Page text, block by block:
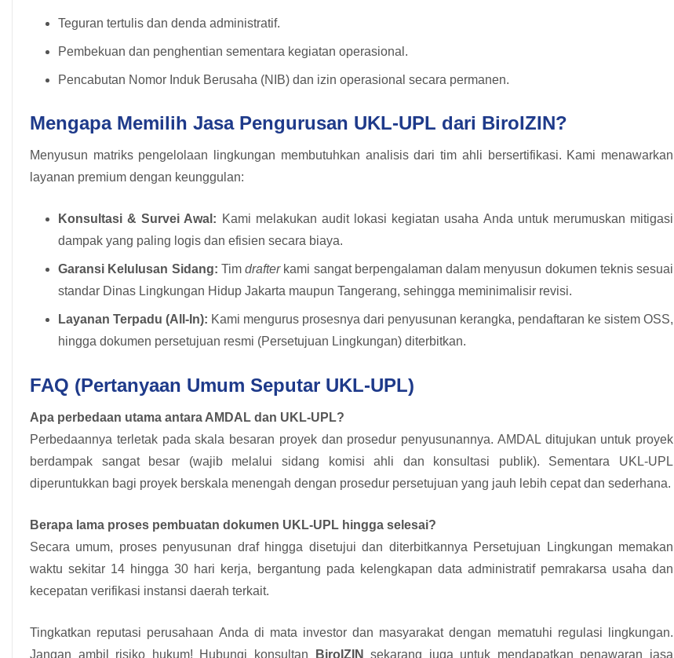
Teguran tertulis dan denda administratif.
Pembekuan dan penghentian sementara kegiatan operasional.
Pencabutan Nomor Induk Berusaha (NIB) dan izin operasional secara permanen.
Mengapa Memilih Jasa Pengurusan UKL-UPL dari BiroIZIN?
Menyusun matriks pengelolaan lingkungan membutuhkan analisis dari tim ahli bersertifikasi. Kami menawarkan
layanan premium dengan keunggulan:
Konsultasi & Survei Awal: Kami melakukan audit lokasi kegiatan usaha Anda untuk merumuskan mitigasi
dampak yang paling logis dan efisien secara biaya.
Garansi Kelulusan Sidang: Tim drafterkami sangat berpengalaman dalam menyusun dokumen teknis sesuai
standar Dinas Lingkungan Hidup Jakarta maupun Tangerang, sehingga meminimalisir revisi.
Layanan Terpadu (All-In): Kami mengurus prosesnya dari penyusunan kerangka, pendaftaran ke sistem OSS,
hingga dokumen persetujuan resmi (Persetujuan Lingkungan) diterbitkan.
FAQ (Pertanyaan Umum Seputar UKL-UPL)
Apa perbedaan utama antara AMDAL dan UKL-UPL?
Perbedaannya terletak pada skala besaran proyek dan prosedur penyusunannya. AMDAL ditujukan untuk proyek
berdampak sangat besar (wajib melalui sidang komisi ahli dan konsultasi publik). Sementara UKL-UPL
diperuntukkan bagi proyek berskala menengah dengan prosedur persetujuan yang jauh lebih cepat dan sederhana.
Berapa lama proses pembuatan dokumen UKL-UPL hingga selesai?
Secara umum, proses penyusunan draf hingga disetujui dan diterbitkannya Persetujuan Lingkungan memakan
waktu sekitar 14 hingga 30 hari kerja, bergantung pada kelengkapan data administratif pemrakarsa usaha dan
kecepatan verifikasi instansi daerah terkait.
Tingkatkan reputasi perusahaan Anda di mata investor dan masyarakat dengan mematuhi regulasi lingkungan.
Jangan ambil risiko hukum! Hubungi konsultan
BiroIZIN sekarang juga untuk mendapatkan penawaran jasa